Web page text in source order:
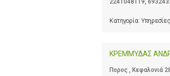
2241048119,
Κατηγορία:
ΚΡΕΜΜΥΔΑΣ
Πορος , Κεφαλονιά